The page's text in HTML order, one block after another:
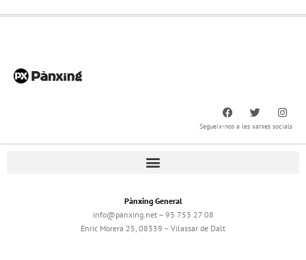
Segueix-nos a les xarxes socials
Pànxing General
info@panxing.net – 93 753 27 08
Enric Morera 25, 08339 – Vilassar de Dalt